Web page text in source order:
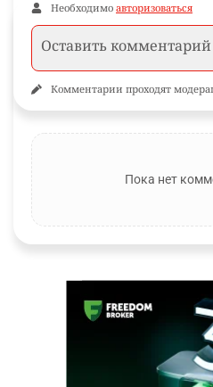
Необходимо авторизоваться
Комментарии проходят
Пока нет